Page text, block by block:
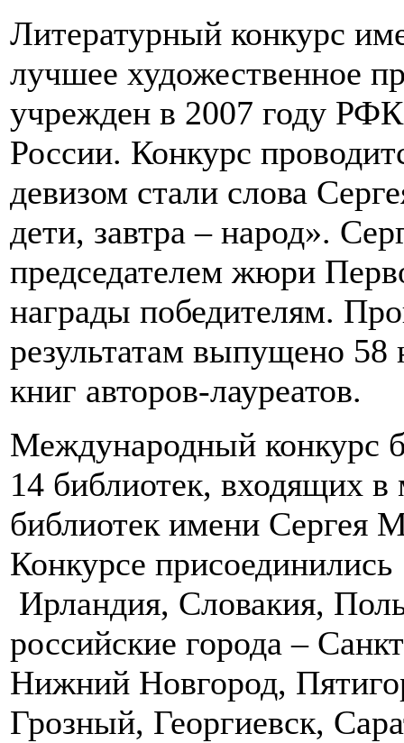
Литературный конкурс
лучшее художественное
учрежден в 2007 году
России. Конкурс
девизом стали слова
дети, завтра – народ».
председателем жюри
награды победителям.
результатам выпущено
книг авторов-лауреатов.
Международный конкурс
14 библиотек, входящих
библиотек имени Сергея
Конкурсе
Ирландия, Словакия,
российские города –
Нижний Новгород,
Грозный, Георгиевск,